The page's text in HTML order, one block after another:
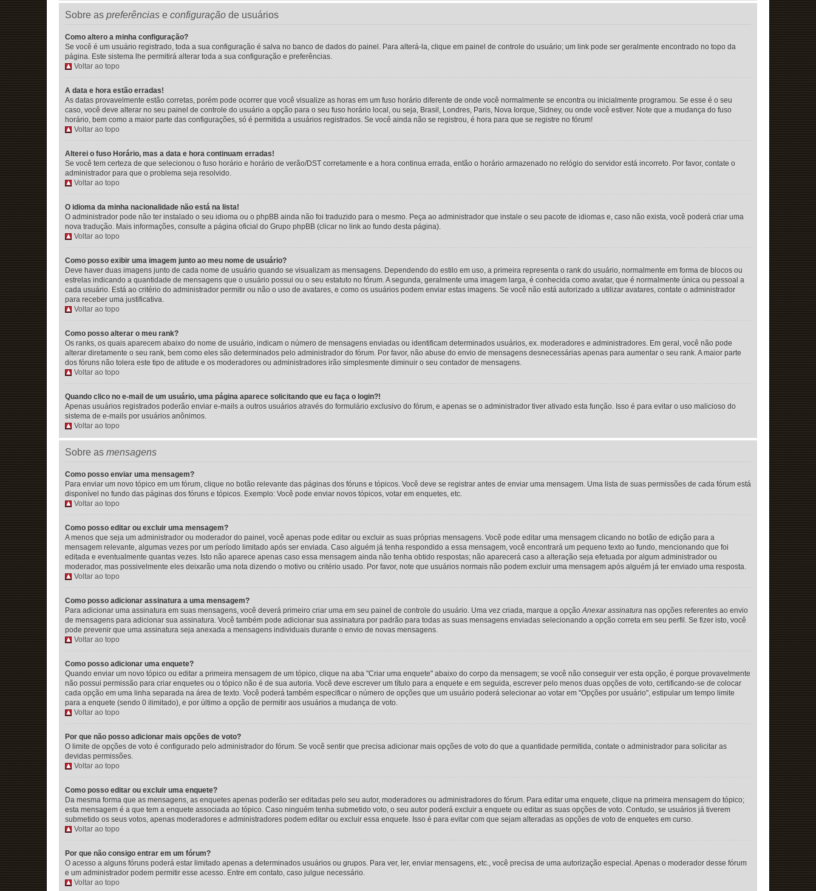
Sobre as preferências e configuração de usuários
Como altero a minha configuração?
Se você é um usuário registrado, toda a sua configuração é salva no banco de dados do painel. Para alterá-la, clique em painel de controle do usuário; um link pode ser geralmente encontrado no topo da
página. Este sistema lhe permitirá alterar toda a sua configuração e preferências.
Voltar ao topo
A data e hora estão erradas!
As datas provavelmente estão corretas, porém pode ocorrer que você visualize as horas em um fuso horário diferente de onde você normalmente se encontra ou inicialmente programou. Se esse é o seu
caso, você deve alterar no seu painel de controle do usuário a opção para o seu fuso horário local, ou seja, Brasil, Londres, Paris, Nova Iorque, Sidney, ou onde você estiver. Note que a mudança do fuso
horário, bem como a maior parte das configurações, só é permitida a usuários registrados. Se você ainda não se registrou, é hora para que se registre no fórum!
Voltar ao topo
Alterei o fuso Horário, mas a data e hora continuam erradas!
Se você tem certeza de que selecionou o fuso horário e horário de verão/DST corretamente e a hora continua errada, então o horário armazenado no relógio do servidor está incorreto. Por favor, contate o
administrador para que o problema seja resolvido.
Voltar ao topo
O idioma da minha nacionalidade não está na lista!
O administrador pode não ter instalado o seu idioma ou o phpBB ainda não foi traduzido para o mesmo. Peça ao administrador que instale o seu pacote de idiomas e, caso não exista, você poderá criar uma
nova tradução. Mais informações, consulte a página oficial do Grupo phpBB (clicar no link ao fundo desta página).
Voltar ao topo
Como posso exibir uma imagem junto ao meu nome de usuário?
Deve haver duas imagens junto de cada nome de usuário quando se visualizam as mensagens. Dependendo do estilo em uso, a primeira representa o rank do usuário, normalmente em forma de blocos ou
estrelas indicando a quantidade de mensagens que o usuário possui ou o seu estatuto no fórum. A segunda, geralmente uma imagem larga, é conhecida como avatar, que é normalmente única ou pessoal a
cada usuário. Está ao critério do administrador permitir ou não o uso de avatares, e como os usuários podem enviar estas imagens. Se você não está autorizado a utilizar avatares, contate o administrador
para receber uma justificativa.
Voltar ao topo
Como posso alterar o meu rank?
Os ranks, os quais aparecem abaixo do nome de usuário, indicam o número de mensagens enviadas ou identificam determinados usuários, ex. moderadores e administradores. Em geral, você não pode
alterar diretamente o seu rank, bem como eles são determinados pelo administrador do fórum. Por favor, não abuse do envio de mensagens desnecessárias apenas para aumentar o seu rank. A maior parte
dos fóruns não tolera este tipo de atitude e os moderadores ou administradores irão simplesmente diminuir o seu contador de mensagens.
Voltar ao topo
Quando clico no e-mail de um usuário, uma página aparece solicitando que eu faça o login?!
Apenas usuários registrados poderão enviar e-mails a outros usuários através do formulário exclusivo do fórum, e apenas se o administrador tiver ativado esta função. Isso é para evitar o uso malicioso do
sistema de e-mails por usuários anônimos.
Voltar ao topo
Sobre as mensagens
Como posso enviar uma mensagem?
Para enviar um novo tópico em um fórum, clique no botão relevante das páginas dos fóruns e tópicos. Você deve se registrar antes de enviar uma mensagem. Uma lista de suas permissões de cada fórum está
disponível no fundo das páginas dos fóruns e tópicos. Exemplo: Você pode enviar novos tópicos, votar em enquetes, etc.
Voltar ao topo
Como posso editar ou excluir uma mensagem?
A menos que seja um administrador ou moderador do painel, você apenas pode editar ou excluir as suas próprias mensagens. Você pode editar uma mensagem clicando no botão de edição para a
mensagem relevante, algumas vezes por um período limitado após ser enviada. Caso alguém já tenha respondido a essa mensagem, você encontrará um pequeno texto ao fundo, mencionando que foi
editada e eventualmente quantas vezes. Isto não aparece apenas caso essa mensagem ainda não tenha obtido respostas; não aparecerá caso a alteração seja efetuada por algum administrador ou
moderador, mas possivelmente eles deixarão uma nota dizendo o motivo ou critério usado. Por favor, note que usuários normais não podem excluir uma mensagem após alguém já ter enviado uma resposta.
Voltar ao topo
Como posso adicionar assinatura a uma mensagem?
Para adicionar uma assinatura em suas mensagens, você deverá primeiro criar uma em seu painel de controle do usuário. Uma vez criada, marque a opçãoAnexar assinatura nas opções referentes ao envio
de mensagens para adicionar sua assinatura. Você também pode adicionar sua assinatura por padrão para todas as suas mensagens enviadas selecionando a opção correta em seu perfil. Se fizer isto, você
pode prevenir que uma assinatura seja anexada a mensagens individuais durante o envio de novas mensagens.
Voltar ao topo
Como posso adicionar uma enquete?
Quando enviar um novo tópico ou editar a primeira mensagem de um tópico, clique na aba "Criar uma enquete" abaixo do corpo da mensagem; se você não conseguir ver esta opção, é porque provavelmente
não possui permissão para criar enquetes ou o tópico não é de sua autoria. Você deve escrever um título para a enquete e em seguida, escrever pelo menos duas opções de voto, certificando-se de colocar
cada opção em uma linha separada na área de texto. Você poderá também especificar o número de opções que um usuário poderá selecionar ao votar em "Opções por usuário", estipular um tempo limite
para a enquete (sendo 0 ilimitado), e por último a opção de permitir aos usuários a mudança de voto.
Voltar ao topo
Por que não posso adicionar mais opções de voto?
O limite de opções de voto é configurado pelo administrador do fórum. Se você sentir que precisa adicionar mais opções de voto do que a quantidade permitida, contate o administrador para solicitar as
devidas permissões.
Voltar ao topo
Como posso editar ou excluir uma enquete?
Da mesma forma que as mensagens, as enquetes apenas poderão ser editadas pelo seu autor, moderadores ou administradores do fórum. Para editar uma enquete, clique na primeira mensagem do tópico;
esta mensagem é a que tem a enquete associada ao tópico. Caso ninguém tenha submetido voto, o seu autor poderá excluir a enquete ou editar as suas opções de voto. Contudo, se usuários já tiverem
submetido os seus votos, apenas moderadores e administradores podem editar ou excluir essa enquete. Isso é para evitar com que sejam alteradas as opções de voto de enquetes em curso.
Voltar ao topo
Por que não consigo entrar em um fórum?
O acesso a alguns fóruns poderá estar limitado apenas a determinados usuários ou grupos. Para ver, ler, enviar mensagens, etc., você precisa de uma autorização especial. Apenas o moderador desse fórum
e um administrador podem permitir esse acesso. Entre em contato, caso julgue necessário.
Voltar ao topo